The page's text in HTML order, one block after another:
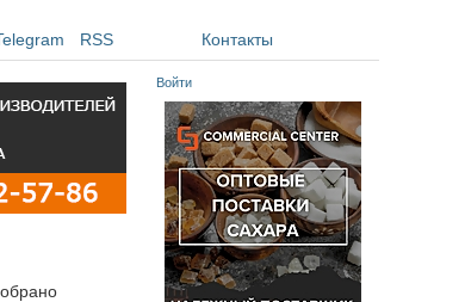
RSS Контакты
Войти